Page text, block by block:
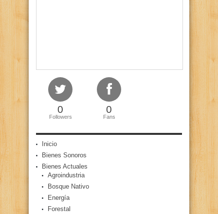
0
Followers
0
Fans
Inicio
Bienes Sonoros
Bienes Actuales
Agroindustria
Bosque Nativo
Energía
Forestal